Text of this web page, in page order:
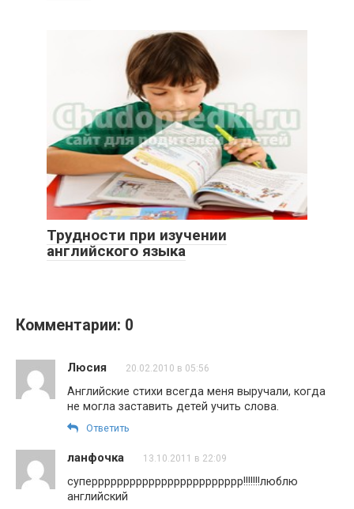
Трудности при изучении
английского языка
Комментарии: 0
Люсия 20.02.2010 в 05:56
Английские стихи всегда меня выручали, когда
не могла заставить детей учить слова.
Ответить
ланфочка 13.10.2011 в 22:09
суперррррррррррррррррррррррр!!!!!!!люблю
английский